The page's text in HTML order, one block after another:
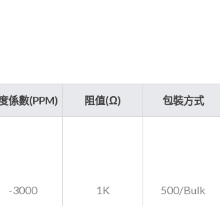
係數(PPM) 阻值(Ω) 包裝方式
-3000 1K 500/Bulk